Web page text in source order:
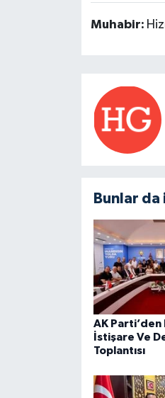
Muhabir:
Bunlar
AK Parti’den
İstişare Ve
Toplantısı